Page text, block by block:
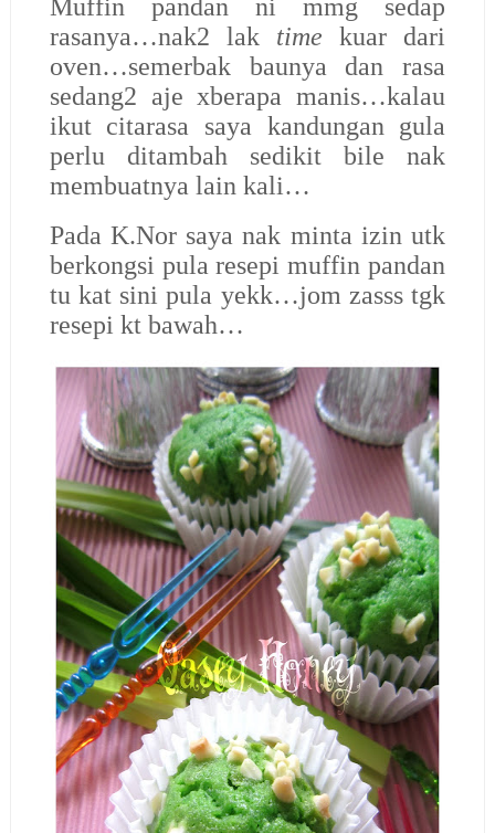
Muffin pandan ni mmg sedap
rasanya…nak2 lak time kuar dari
oven…semerbak baunya dan rasa
sedang2 aje xberapa manis…kalau
ikut citarasa saya kandungan gula
perlu ditambah sedikit bile nak
membuatnya lain kali…
Pada K.Nor saya nak minta izin utk
berkongsi pula resepi muffin pandan
tu kat sini pula yekk…jom zasss tgk
resepi kt bawah…